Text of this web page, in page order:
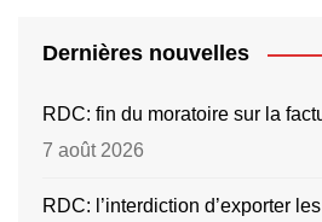
Dernières nouvelles
RDC: fin du moratoire sur la
7 août 2026
RDC: l’interdiction d’exporter